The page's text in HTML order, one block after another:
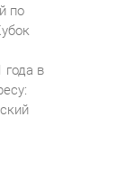
по
года в